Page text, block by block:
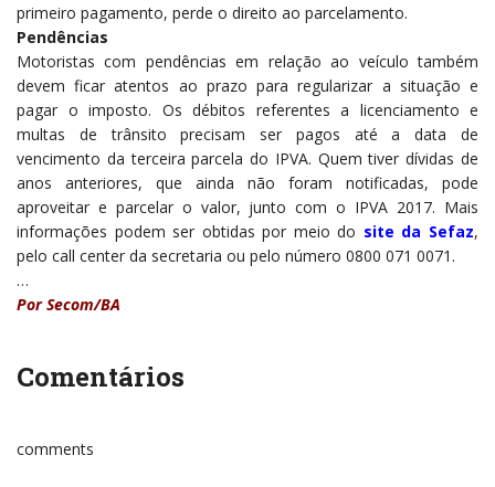
primeiro pagamento, perde o direito ao parcelamento.
Pendências
Motoristas com pendências em relação ao veículo também
devem ficar atentos ao prazo para regularizar a situação e
pagar o imposto. Os débitos referentes a licenciamento e
multas de trânsito precisam ser pagos até a data de
vencimento da terceira parcela do IPVA. Quem tiver dívidas de
anos anteriores, que ainda não foram notificadas, pode
aproveitar e parcelar o valor, junto com o IPVA 2017. Mais
informações podem ser obtidas por meio do site da Sefaz,
pelo call center da secretaria ou pelo número 0800 071 0071.
…
Por Secom/BA
Comentários
comments